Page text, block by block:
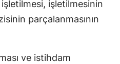
Kırşehir
Kocaeli
işletilmesinin
parçalanmasının
ve istihdam